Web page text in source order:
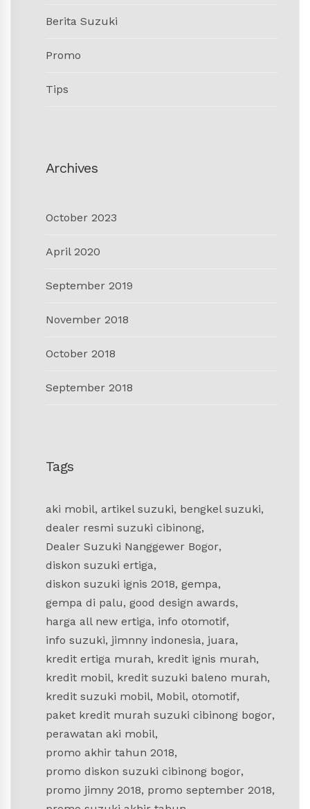
Berita Suzuki
Promo
Tips
Archives
October 2023
April 2020
September 2019
November 2018
October 2018
September 2018
Tags
aki mobil, artikel suzuki, bengkel suzuki,
dealer resmi suzuki cibinong,
Dealer Suzuki Nanggewer Bogor,
diskon suzuki ertiga,
diskon suzuki ignis 2018, gempa,
gempa di palu, good design awards,
harga all new ertiga, info otomotif,
info suzuki, jimnny indonesia, juara,
kredit ertiga murah, kredit ignis murah,
kredit mobil, kredit suzuki baleno murah,
kredit suzuki mobil, Mobil, otomotif,
paket kredit murah suzuki cibinong bogor,
perawatan aki mobil,
promo akhir tahun 2018,
promo diskon suzuki cibinong bogor,
promo jimny 2018, promo september 2018,